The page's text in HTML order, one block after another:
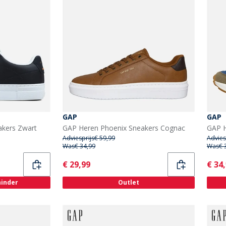
Zwart
GAP
GAP Heren Phoenix Sneakers Cognac
Adviesprijs€ 59,99
Was€ 34,99
Current
€ 29,99
Outlet
GAP
Was€
€